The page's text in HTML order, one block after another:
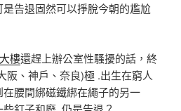
告退固然可以掙脫今朝的尷尬
樓還趕上辦公室性騷擾的話，終
阪、神戶、奈良)極 .出生在窮人
腰間綁磁鐵綁在繩子的另一